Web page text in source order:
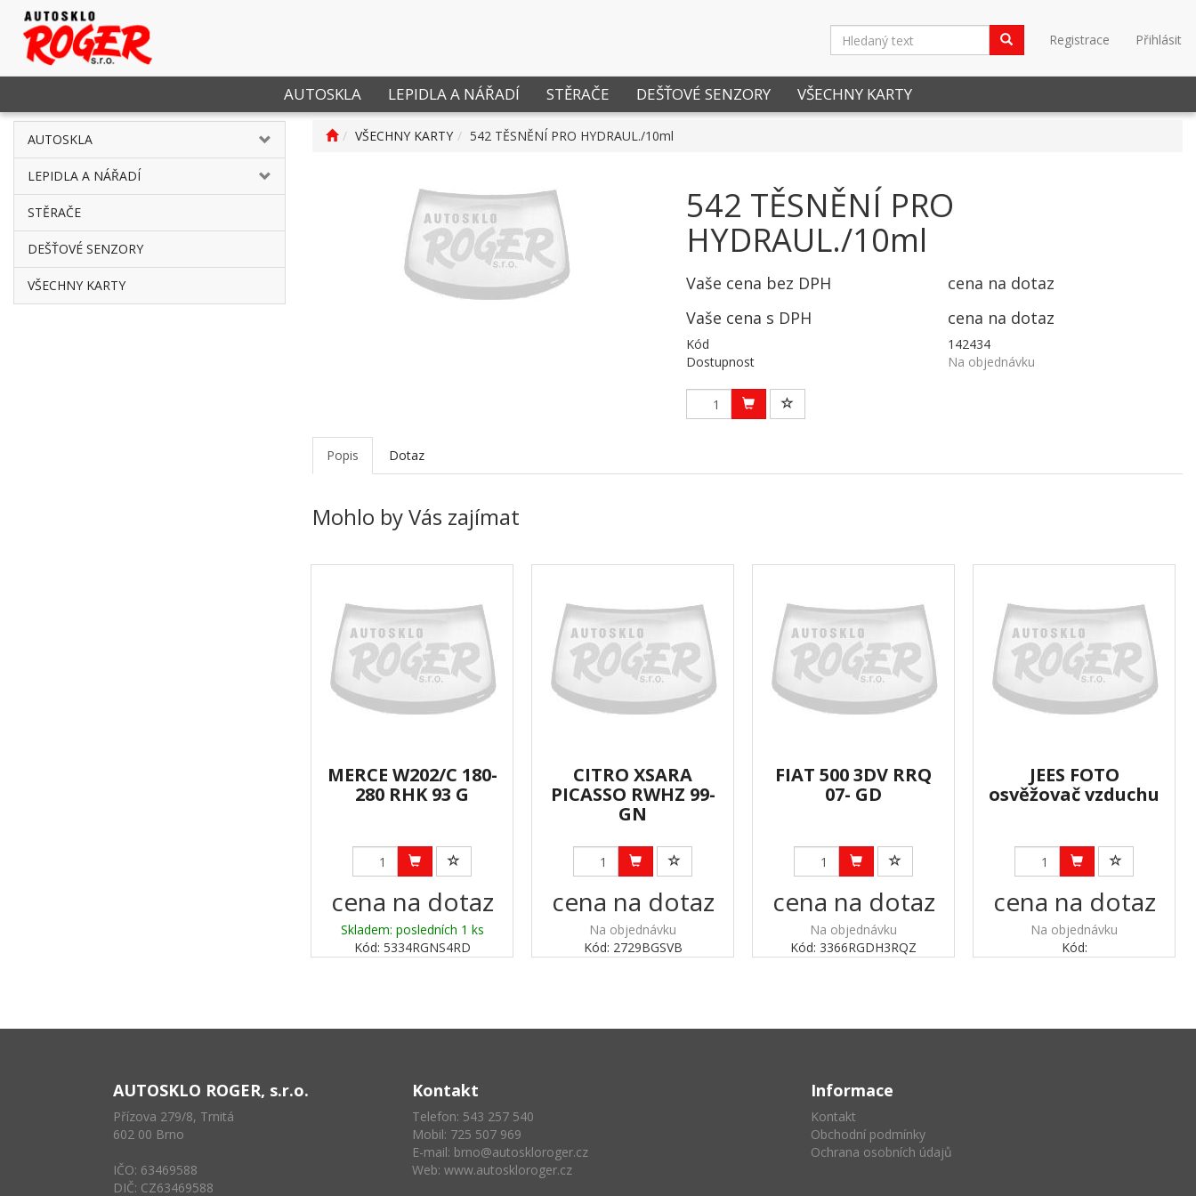
Registrace Přihlásit
AUTOSKLA LEPIDLA A NÁŘADÍ STĚRAČE DEŠŤOVÉ SENZORY VŠECHNY KARTY
AUTOSKLA
LEPIDLA A NÁŘADÍ
STĚRAČE
DEŠŤOVÉ SENZORY
VŠECHNY KARTY
VŠECHNY KARTY 542 TĚSNĚNÍ PRO HYDRAUL./10ml
542 TĚSNĚNÍ PRO
HYDRAUL./10ml
Vaše cena bez DPH
cena na dotaz
Vaše cena s DPH
cena na dotaz
Kód
142434
Dostupnost
Na objednávku
Popis Dotaz
Mohlo by Vás zajímat
MERCE W202/C 180-
280 RHK 93 G
cena na dotaz
Skladem: posledních 1 ks
Kód: 5334RGNS4RD
CITRO XSARA
PICASSO RWHZ 99-
GN
cena na dotaz
Na objednávku
Kód: 2729BGSVB
FIAT 500 3DV RRQ
07- GD
cena na dotaz
Na objednávku
Kód: 3366RGDH3RQZ
JEES FOTO
osvěžovač vzduchu
cena na dotaz
Na objednávku
Kód:
AUTOSKLO ROGER, s.r.o.
Přízova 279/8, Trnitá
602 00 Brno
IČO: 63469588
DIČ: CZ63469588
Kontakt
Telefon: 543 257 540
Mobil: 725 507 969
E-mail: brno@autoskloroger.cz
Web: www.autoskloroger.cz
Informace
Kontakt
Obchodní podmínky
Ochrana osobních údajů